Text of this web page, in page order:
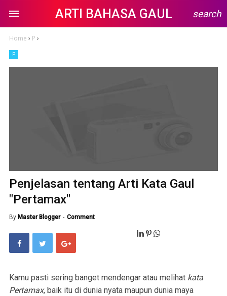
ARTI BAHASA GAUL search
Home › P ›
P
Penjelasan tentang Arti Kata Gaul
"Pertamax"
By Master Blogger Comment
Kamu pasti sering banget mendengar atau melihat kata
Pertamax, baik itu di dunia nyata maupun dunia maya